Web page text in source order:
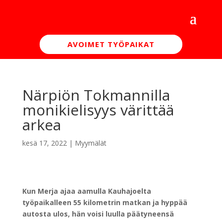
AVOIMET TYÖPAIKAT
Närpiön Tokmannilla
monikielisyys värittää
arkea
kesä 17, 2022| Myymälät
Kun Merja ajaa aamulla Kauhajoelta
työpaikalleen 55 kilometrin matkan ja hyppää
autosta ulos, hän voisi luulla päätyneensä